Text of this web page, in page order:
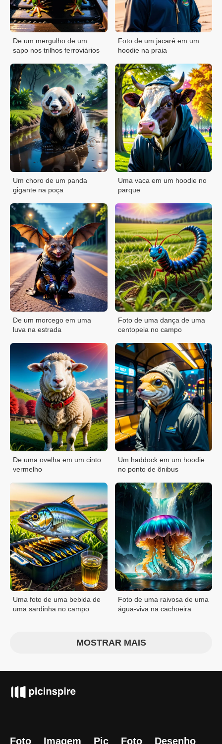
De um mergulho de um
sapo nos trilhos ferroviários
Foto de um jacaré em um
hoodie na praia
Um choro de um panda
gigante na poça
Uma vaca em um hoodie no
parque
De um morcego em uma
luva na estrada
Foto de uma dança de uma
centopeia no campo
De uma ovelha em um cinto
vermelho
Um haddock em um hoodie
no ponto de ônibus
Uma foto de uma bebida de
uma sardinha no campo
Foto de uma raivosa de uma
água-viva na cachoeira
MOSTRAR MAIS
Foto Imagem Pic Foto Desenho